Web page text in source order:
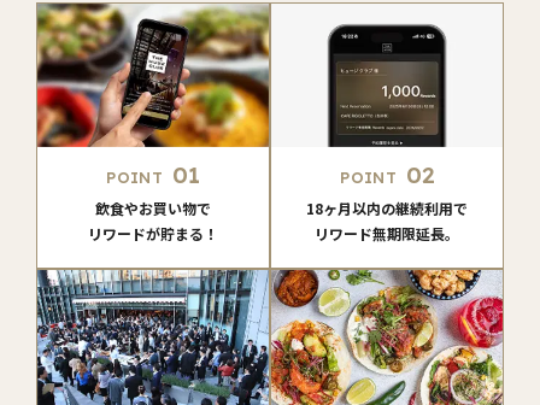
POINT 01
飲食やお買い物で
リワードが貯まる！
POINT 02
18ヶ月以内の継続利用で
リワード無期限延長。